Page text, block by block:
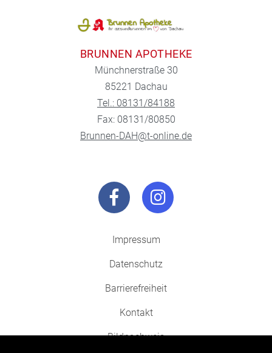
BRUNNEN APOTHEKE
Münchnerstraße 30
85221 Dachau
Tel.: 08131/84188
Fax: 08131/80850
Brunnen-DAH@t-online.de
Impressum
Datenschutz
Barrierefreiheit
Kontakt
Bildnachweis